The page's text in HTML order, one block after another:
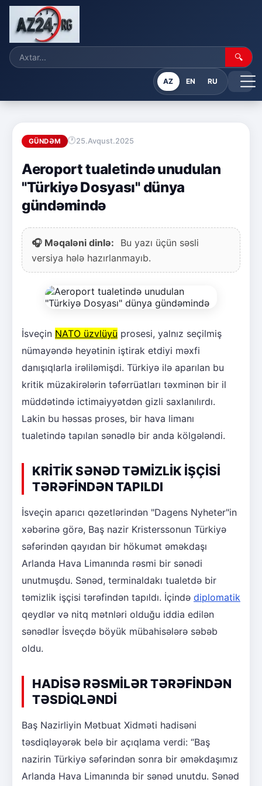
🔍
AZ EN RU
GÜNDƏM 25.Avqust.2025
Aeroport tualetində unudulan
"Türkiyə Dosyası" dünya
gündəmində
🎧 Məqaləni dinlə:
Bu yazı üçün səsli
versiya hələ hazırlanmayıb.
İsveçin NATO üzvlüyü prosesi, yalnız seçilmiş
nümayəndə heyətinin iştirak etdiyi məxfi
danışıqlarla irəliləmişdi. Türkiyə ilə aparılan bu
kritik müzakirələrin təfərrüatları təxminən bir il
müddətində ictimaiyyətdən gizli saxlanılırdı.
Lakin bu həssas proses, bir hava limanı
tualetində tapılan sənədlə bir anda kölgələndi.
KRİTİK SƏNƏD TƏMİZLİK İŞÇİSİ
TƏRƏFİNDƏN TAPILDI
İsveçin aparıcı qəzetlərindən "Dagens Nyheter"in
xəbərinə görə, Baş nazir Kristerssonun Türkiyə
səfərindən qayıdan bir hökumət əməkdaşı
Arlanda Hava Limanında rəsmi bir sənədi
unutmuşdu. Sənəd, terminaldakı tualetdə bir
təmizlik işçisi tərəfindən tapıldı. İçində diplomatik
qeydlər və nitq mətnləri olduğu iddia edilən
sənədlər İsveçdə böyük mübahisələrə səbəb
oldu.
HADİSƏ RƏSMİLƏR TƏRƏFİNDƏN
TƏSDİQLƏNDİ
Baş Nazirliyin Mətbuat Xidməti hadisəni
təsdiqləyərək belə bir açıqlama verdi: “Baş
nazirin Türkiyə səfərindən sonra bir əməkdaşımız
Arlanda Hava Limanında bir sənəd unutdu. Sənəd